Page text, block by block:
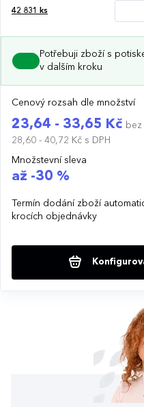
42 831 ks
Potřebuji zboží s
v dalším kroku
Cenový rozsah dle množství
23,64 - 33,65 Kč bez
28,60 - 40,72 Kč s DPH
Množstevní sleva
až -30 %
Termín dodání zboží
krocích objednávky